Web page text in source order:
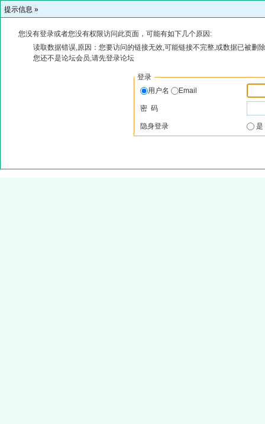
提示信息 »
您没有登录或者您没有权限访问此页面，可能有如下几个原因:
读取数据错误,原因：您要访问的链接无效,可能链接不完整,或数据已被删
您还不是论坛会员,请先登录论坛
登录
用户名
Email
密 码
隐身登录